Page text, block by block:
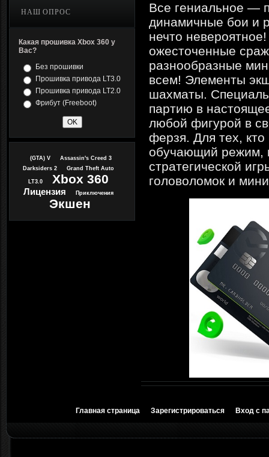
НАШ ОПРОС
Какая прошивка Xbox 360 у
Вас?
Без прошивки
Прошивка привода LT3.0
Прошивка привода LT2.0
Фрибут (Freeboot)
(GTA) V
Assassin's Creed 3
Darksiders 2
Grand Theft Auto
LT3.0 Xbox 360
Лицензия Приключения
Экшен
Все гениальное —
динамичные бои и
нечто
ожесточенные
разнообразные
всем! Элементы
шахматы.
партию в
любой фигурой в
ферзя. Для тех,
обучающий режим,
стратегической
головоломок и
Главная страница Зарегистрироваться Вход с